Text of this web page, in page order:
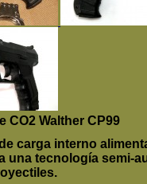
CO2 Walther CP99
carga interno
una tecnología semi-
.